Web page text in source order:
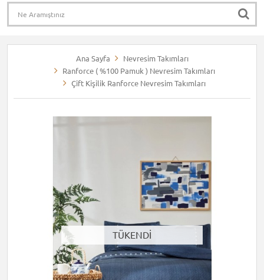
Ana Sayfa
Nevresim Takımları
Ranforce ( %100 Pamuk ) Nevresim Takımları
Çift Kişilik Ranforce Nevresim Takımları
TÜKENDİ